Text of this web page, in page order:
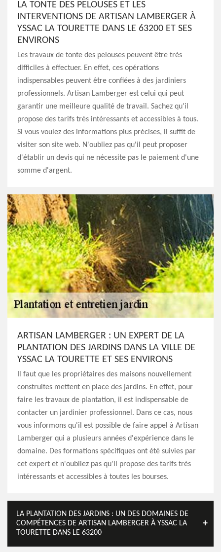
LA TONTE DES PELOUSES ET LES
INTERVENTIONS DE ARTISAN LAMBERGER À
YSSAC LA TOURETTE DANS LE 63200 ET SES
ENVIRONS
Les travaux de tonte des pelouses peuvent être très
difficiles à effectuer. En effet, ces opérations
indispensables peuvent être confiées à des jardiniers
professionnels. Artisan Lamberger est celui qui peut
garantir une meilleure qualité de travail. Sachez qu'il
propose des tarifs très intéressants et accessibles à tous.
Si vous voulez des informations plus précises, il suffit de
visiter son site web. N'oubliez pas qu'il peut proposer
d'établir un devis qui ne nécessite pas le paiement d'une
somme d'argent.
ARTISAN LAMBERGER : UN EXPERT DE LA
PLANTATION DES JARDINS DANS LA VILLE DE
YSSAC LA TOURETTE ET SES ENVIRONS
Il faut que les propriétaires des maisons nouvellement
construites mettent en place des jardins. En effet, pour
faire les travaux de plantation, il est indispensable de
contacter un jardinier professionnel. Dans ce cas, nous
vous informons qu'il est possible de faire appel à Artisan
Lamberger qui a plusieurs années d'expérience dans le
domaine. Des formations spécifiques ont été suivies par
cet expert et n'oubliez pas qu'il propose des tarifs très
intéressants et accessibles à toutes les bourses.
LA PLANTATION DES JARDINS : UN DES DOMAINES DE
COMPÉTENCES DE ARTISAN LAMBERGER À YSSAC LA
TOURETTE DANS LE 63200